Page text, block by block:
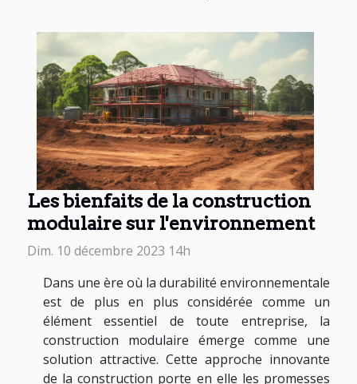
Les bienfaits de la construction
modulaire sur l'environnement
Dim. 10 décembre 2023 14h
Dans une ère où la durabilité environnementale
est de plus en plus considérée comme un
élément essentiel de toute entreprise, la
construction modulaire émerge comme une
solution attractive. Cette approche innovante
de la construction porte en elle les promesses